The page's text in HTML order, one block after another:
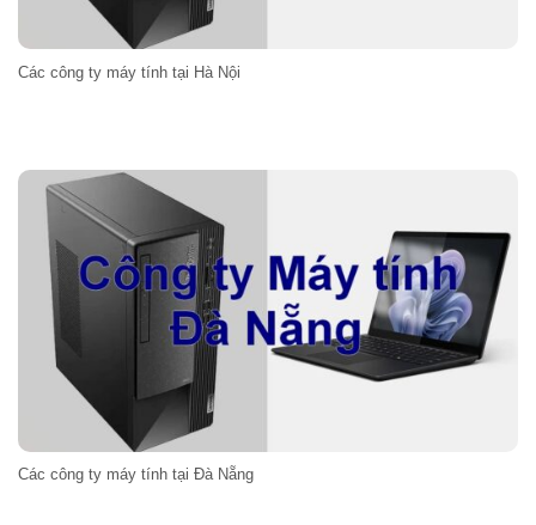
Các công ty máy tính tại Hà Nội
Các công ty máy tính tại Đà Nẵng